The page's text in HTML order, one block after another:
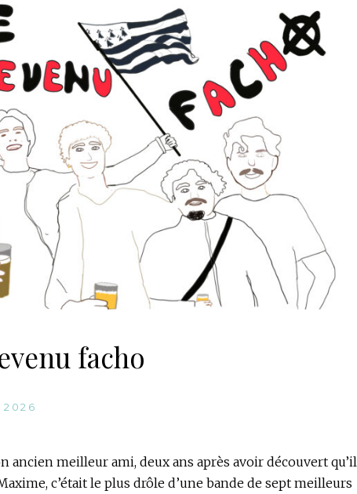
facho
2026
ancien meilleur ami, deux ans après avoir découvert qu’il
c’était le plus drôle d’une bande de sept meilleurs